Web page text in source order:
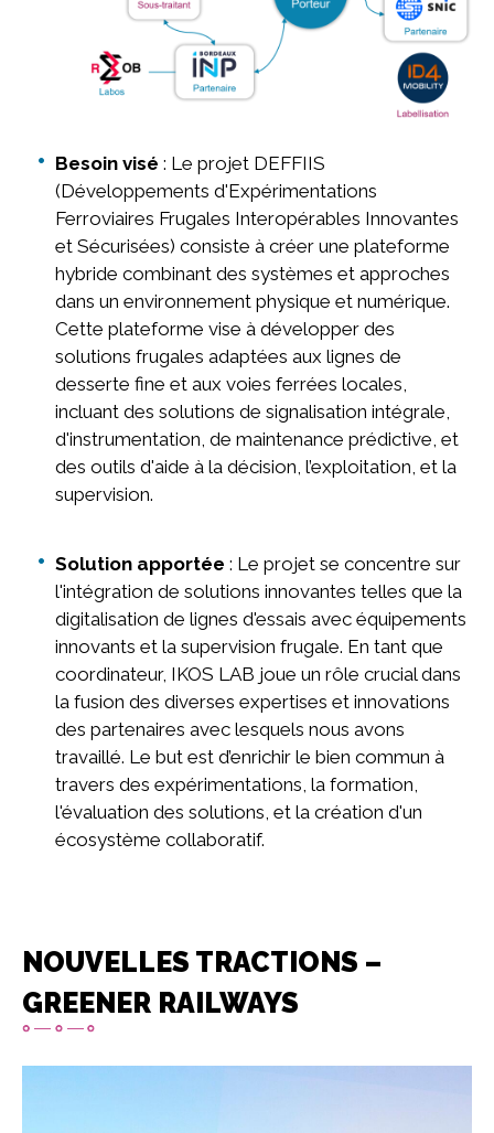
Besoin visé : Le projet DEFFIIS
(Développements d'Expérimentations
Ferroviaires Frugales Interopérables Innovantes
et Sécurisées) consiste à créer une plateforme
hybride combinant des systèmes et approches
dans un environnement physique et numérique.
Cette plateforme vise à développer des
solutions frugales adaptées aux lignes de
desserte fine et aux voies ferrées locales,
incluant des solutions de signalisation intégrale,
d'instrumentation, de maintenance prédictive, et
des outils d'aide à la décision, l’exploitation, et la
supervision.
Solution apportée : Le projet se concentre sur
l'intégration de solutions innovantes telles que la
digitalisation de lignes d'essais avec équipements
innovants et la supervision frugale. En tant que
coordinateur, IKOS LAB joue un rôle crucial dans
la fusion des diverses expertises et innovations
des partenaires avec lesquels nous avons
travaillé. Le but est d’enrichir le bien commun à
travers des expérimentations, la formation,
l'évaluation des solutions, et la création d'un
écosystème collaboratif.
NOUVELLES TRACTIONS –
GREENER RAILWAYS